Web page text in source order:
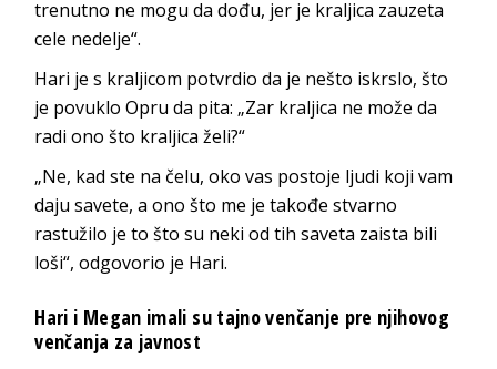
trenutno ne mogu da dođu, jer je kraljica zauzeta
cele nedelje“.
Hari je s kraljicom potvrdio da je nešto iskrslo, što
je povuklo Opru da pita: „Zar kraljica ne može da
radi ono što kraljica želi?“
„Ne, kad ste na čelu, oko vas postoje ljudi koji vam
daju savete, a ono što me je takođe stvarno
rastužilo je to što su neki od tih saveta zaista bili
loši“, odgovorio je Hari.
Hari i Megan imali su tajno venčanje pre njihovog
venčanja za javnost